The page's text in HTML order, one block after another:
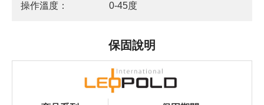
操作溫度： 0-45度
保固說明